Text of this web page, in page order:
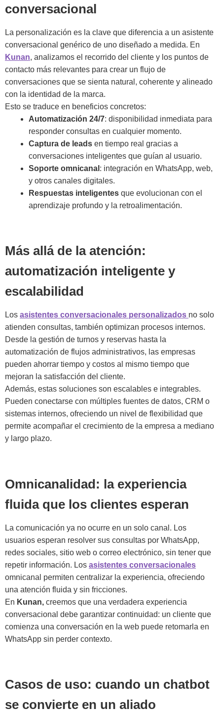
conversacional
La personalización es la clave que diferencia a un asistente
conversacional genérico de uno diseñado a medida. En
Kunan, analizamos el recorrido del cliente y los puntos de
contacto más relevantes para crear un flujo de
conversaciones que se sienta natural, coherente y alineado
con la identidad de la marca.
Esto se traduce en beneficios concretos:
Automatización 24/7: disponibilidad inmediata para
responder consultas en cualquier momento.
Captura de leads en tiempo real gracias a
conversaciones inteligentes que guían al usuario.
Soporte omnicanal : integración en WhatsApp, web,
y otros canales digitales.
Respuestas inteligentes que evolucionan con el
aprendizaje profundo y la retroalimentación.
Más allá de la atención:
automatización inteligente y
escalabilidad
Los asistentes conversacionales personalizados no solo
atienden consultas, también optimizan procesos internos.
Desde la gestión de turnos y reservas hasta la
automatización de flujos administrativos, las empresas
pueden ahorrar tiempo y costos al mismo tiempo que
mejoran la satisfacción del cliente.
Además, estas soluciones son escalables e integrables.
Pueden conectarse con múltiples fuentes de datos, CRM o
sistemas internos, ofreciendo un nivel de flexibilidad que
permite acompañar el crecimiento de la empresa a mediano
y largo plazo.
Omnicanalidad: la experiencia
fluida que los clientes esperan
La comunicación ya no ocurre en un solo canal. Los
usuarios esperan resolver sus consultas por WhatsApp,
redes sociales, sitio web o correo electrónico, sin tener que
repetir información. Los asistentes conversacionales
omnicanal permiten centralizar la experiencia, ofreciendo
una atención fluida y sin fricciones.
En Kunan, creemos que una verdadera experiencia
conversacional debe garantizar continuidad: un cliente que
comienza una conversación en la web puede retomarla en
WhatsApp sin perder contexto.
Casos de uso: cuando un chatbot
se convierte en un aliado